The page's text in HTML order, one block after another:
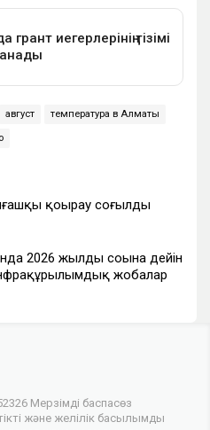
август температура в Алматы
қоңырау соғылды
2026 жылдың соңына дейін
жобалар
Мерзімді баспасөз
және желілік басылымды